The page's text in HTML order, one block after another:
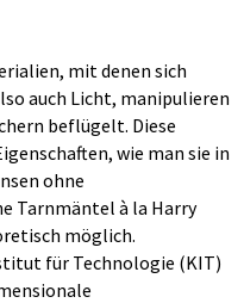
mit denen sich
auch Licht, manipulieren
beflügelt. Diese
wie man sie in
ohne
Tarnmäntel à la Harry
möglich.
für Technologie (KIT)